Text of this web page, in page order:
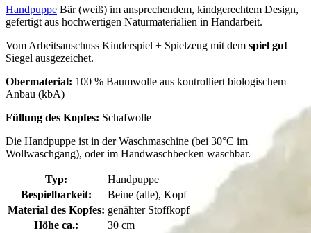
Handpuppe Bär (weiß) im ansprechendem, kindgerechtem Design,
gefertigt aus hochwertigen Naturmaterialien in Handarbeit.
Vom Arbeitsauschuss Kinderspiel + Spielzeug mit dem spiel gut
Siegel ausgezeichet.
Obermaterial: 100 % Baumwolle aus kontrolliert biologischem
Anbau (kbA)
Füllung des Kopfes: Schafwolle
Die Handpuppe ist in der Waschmaschine (bei 30°C im
Wollwaschgang), oder im Handwaschbecken waschbar.
Typ:
Handpuppe
Bespielbarkeit:
Beine (alle), Kopf
Material des Kopfes: genähter Stoffkopf
Höhe ca.:
30 cm